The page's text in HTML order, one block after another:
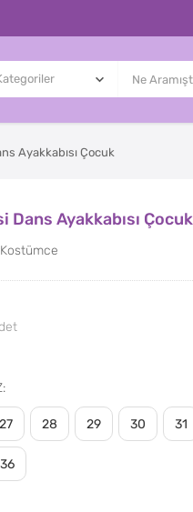
Ayakkabısı Çocuk
Dans Ayakkabısı Çocuk
Kostümce
27 28 29 30 31
36